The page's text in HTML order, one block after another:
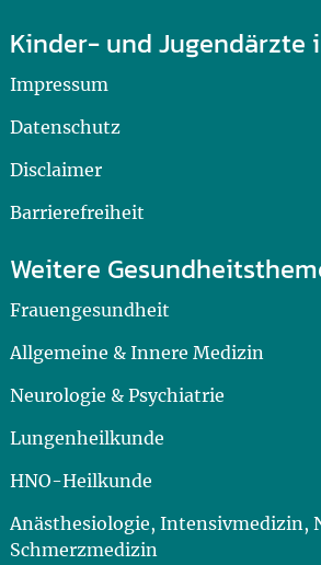
Kinder- und Jugendärzte
Impressum
Datenschutz
Disclaimer
Barrierefreiheit
Weitere
Frauengesundheit
Allgemeine & Innere Medizin
Neurologie & Psychiatrie
Lungenheilkunde
HNO-Heilkunde
Anästhesiologie, Intensivmedizin,
Schmerzmedizin